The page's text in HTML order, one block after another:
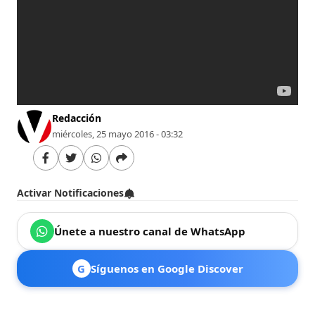
Redacción
miércoles, 25 mayo 2016 - 03:32
Activar Notificaciones
Únete a nuestro canal de WhatsApp
G Síguenos en Google Discover